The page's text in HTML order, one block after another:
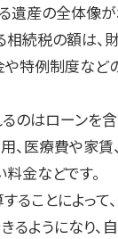
遺産の全体像が
相続税の額は、
特例制度など
のはローンを
、医療費や家賃
金などです。
ることによっ
るようになり